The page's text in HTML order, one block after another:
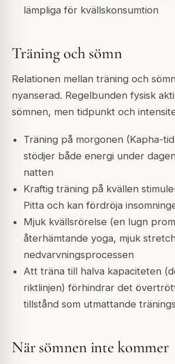
lämpliga för kvällskonsumtion
Träning och sömn
Relationen mellan träning och
nyanserad. Regelbunden fysisk
sömnen, men tidpunkt och
Träning på morgonen (Kapha-
stödjer både energi under
natten
Kraftig träning på kvällen
Pitta och kan fördröja
Mjuk kvällsrörelse (en lugn
återhämtande yoga, mjuk
nedvarvningsprocessen
Att träna till halva kapaciteten
riktlinjen) förhindrar det
tillstånd som utmattande
När sömnen inte kommer